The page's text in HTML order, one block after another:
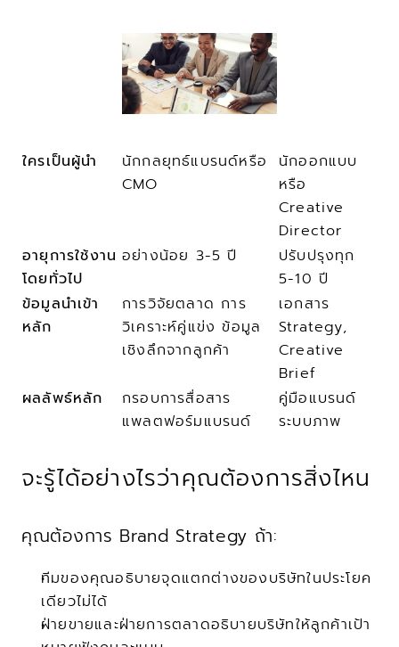
ใครเป็นผู้นำ
นักกลยุทธ์แบรนด์หรือ
CMO
นักออกแบบ
หรือ
Creative
Director
อายุการใช้งาน
โดยทั่วไป
อย่างน้อย 3-5 ปี
ปรับปรุงทุก
5-10 ปี
ข้อมูลนำเข้า
หลัก
การวิจัยตลาด การ
วิเคราะห์คู่แข่ง ข้อมูล
เชิงลึกจากลูกค้า
เอกสาร
Strategy,
Creative
Brief
ผลลัพธ์หลัก
กรอบการสื่อสาร
แพลตฟอร์มแบรนด์
คู่มือแบรนด์
ระบบภาพ
จะรู้ได้อย่างไรว่าคุณต้องการสิ่งไหน
คุณต้องการ Brand Strategy ถ้า:
ทีมของคุณอธิบายจุดแตกต่างของบริษัทในประโยค
เดียวไม่ได้
ฝ่ายขายและฝ่ายการตลาดอธิบายบริษัทให้ลูกค้าเป้า